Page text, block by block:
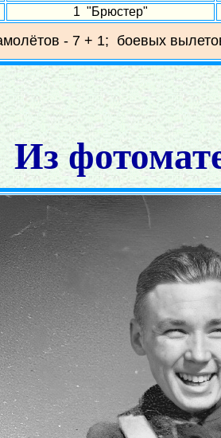
1 "Брюстер"
- 7 + 1; боевых
Из